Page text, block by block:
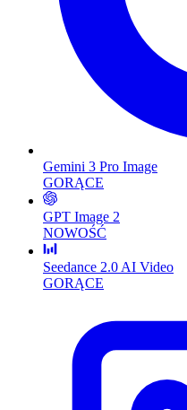
Gemini 3 Pro Image
GORĄCE
GPT Image 2
NOWOŚĆ
Seedance 2.0 AI Video
GORĄCE